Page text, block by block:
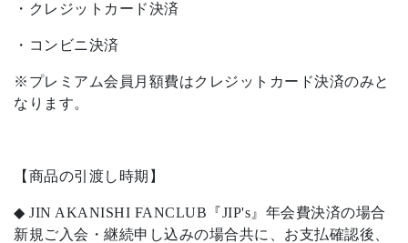
・クレジットカード決済
・コンビニ決済
※プレミアム会員月額費はクレジットカード決済のみと
なります。
【商品の引渡し時期】
◆ JIN AKANISHI FANCLUB『JIP's』年会費決済の場合
新規ご入会・継続申し込みの場合共に、お支払確認後、